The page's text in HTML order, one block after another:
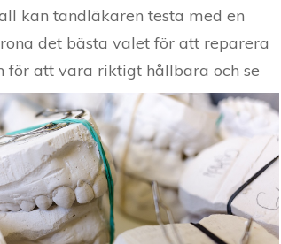
kan tandläkaren testa med en
det bästa valet för att reparera
för att vara riktigt hållbara och se